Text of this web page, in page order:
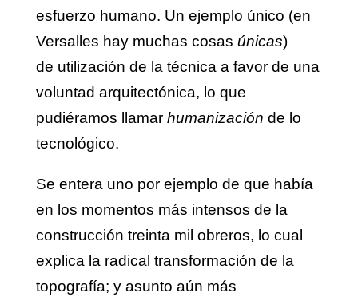
esfuerzo humano. Un ejemplo único (en
Versalles hay muchas cosas únicas)
de utilización de la técnica a favor de una
voluntad arquitectónica, lo que
pudiéramos llamar humanización de lo
tecnológico.
Se entera uno por ejemplo de que había
en los momentos más intensos de la
construcción treinta mil obreros, lo cual
explica la radical transformación de la
topografía; y asunto aún más